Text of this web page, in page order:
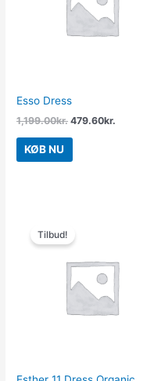
Esso Dress
1,199.00kr. 479.60kr.
KØB NU
Tilbud!
oprindelige
pris
799.00kr..399.50kr..